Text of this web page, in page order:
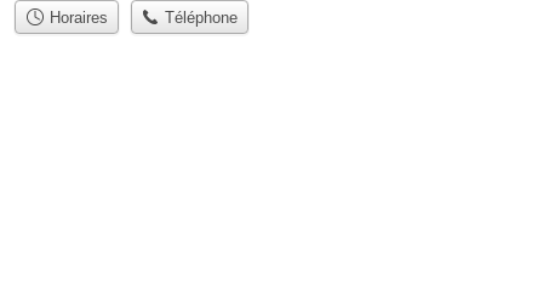
Horaires Téléphone